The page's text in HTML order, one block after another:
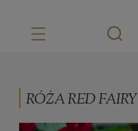
RÓŻA RED FAIRY